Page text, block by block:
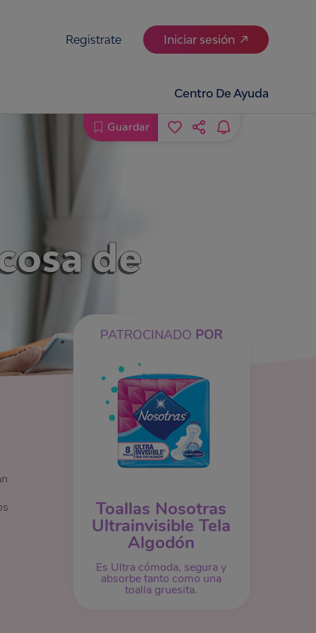
Registrate Iniciar sesión
Centro De Ayuda
de
PATROCINADO POR
Toallas Nosotras
Ultrainvisible Tela
Algodón
Es Ultra cómoda, segura y
absorbe tanto como una
toalla gruesita.
Guardar